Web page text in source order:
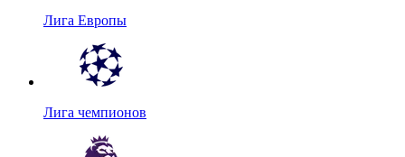
Лига Европы
Лига чемпионов